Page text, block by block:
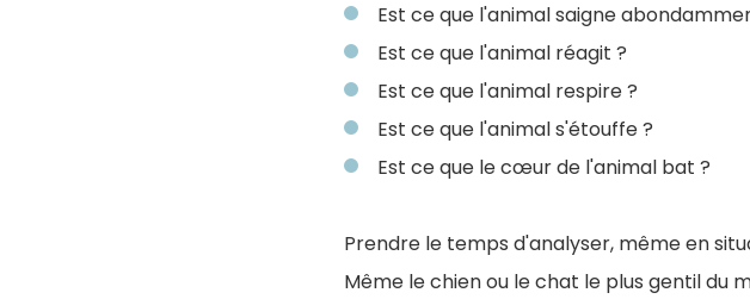
Est ce que l'animal saigne
Est ce que l'animal réagit ?
Est ce que l'animal respire ?
Est ce que l'animal s'étouffe ?
Est ce que le cœur de l'animal bat ?
Prendre le temps d'analyser, même en
Même le chien ou le chat le plus gentil